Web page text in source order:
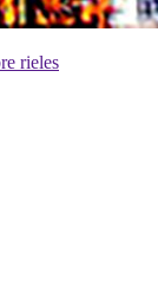
rieles